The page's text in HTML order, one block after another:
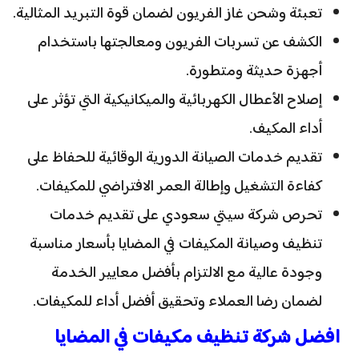
تعبئة وشحن غاز الفريون لضمان قوة التبريد المثالية.
الكشف عن تسربات الفريون ومعالجتها باستخدام
أجهزة حديثة ومتطورة.
إصلاح الأعطال الكهربائية والميكانيكية التي تؤثر على
أداء المكيف.
تقديم خدمات الصيانة الدورية الوقائية للحفاظ على
كفاءة التشغيل وإطالة العمر الافتراضي للمكيفات.
تحرص شركة سيتي سعودي على تقديم خدمات
تنظيف وصيانة المكيفات في المضايا بأسعار مناسبة
وجودة عالية مع الالتزام بأفضل معايير الخدمة
لضمان رضا العملاء وتحقيق أفضل أداء للمكيفات.
افضل شركة تنظيف مكيفات في المضايا